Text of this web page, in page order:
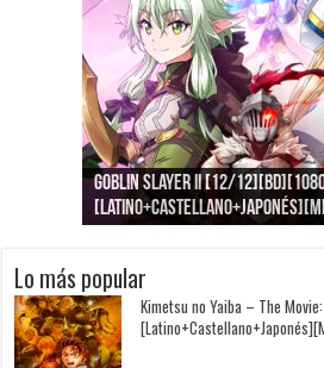
Goblin Slayer II [12/
Jujutsu Kaisen: Kaigyoku/
[Latino+Japonés][Mega-Drive]
Kimi to, Nami ni Noretara
Nukitashi the Animation [11/
[1080p][Sub-Español][Mega-
Kimi wa Houkago Insomnia [13/
Getsuyoubi no Tawawa [12/
[1080p][Sub-Español][Mega-
Lo más popular
Kimetsu no Yaiba – The